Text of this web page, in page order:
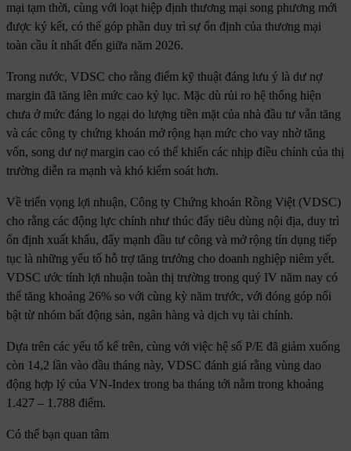
mại tạm thời, cùng với loạt hiệp định thương mại song phương mới
được ký kết, có thể góp phần duy trì sự ổn định của thương mại
toàn cầu ít nhất đến giữa năm 2026.
Trong nước, VDSC cho rằng điểm kỹ thuật đáng lưu ý là dư nợ
margin đã tăng lên mức cao kỷ lục. Mặc dù rủi ro hệ thống hiện
chưa ở mức đáng lo ngại do lượng tiền mặt của nhà đầu tư vẫn tăng
và các công ty chứng khoán mở rộng hạn mức cho vay nhờ tăng
vốn, song dư nợ margin cao có thể khiến các nhịp điều chỉnh của thị
trường diễn ra mạnh và khó kiểm soát hơn.
Về triển vọng lợi nhuận, Công ty Chứng khoán Rồng Việt (VDSC)
cho rằng các động lực chính như thúc đẩy tiêu dùng nội địa, duy trì
ổn định xuất khẩu, đẩy mạnh đầu tư công và mở rộng tín dụng tiếp
tục là những yếu tố hỗ trợ tăng trưởng cho doanh nghiệp niêm yết.
VDSC ước tính lợi nhuận toàn thị trường trong quý IV năm nay có
thể tăng khoảng 26% so với cùng kỳ năm trước, với đóng góp nổi
bật từ nhóm bất động sản, ngân hàng và dịch vụ tài chính.
Dựa trên các yếu tố kể trên, cùng với việc hệ số P/E đã giảm xuống
còn 14,2 lần vào đầu tháng này, VDSC đánh giá rằng vùng dao
động hợp lý của VN-Index trong ba tháng tới nằm trong khoảng
1.427 – 1.788 điểm.
Có thể bạn quan tâm